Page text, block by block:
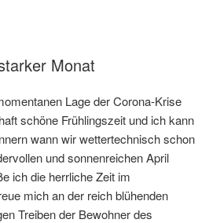
Monat
Lage der Corona-Krise
schöne Frühlingszeit und ich kann
wann wir wettertechnisch schon
und sonnenreichen April
ich die herrliche Zeit im
mich an der reich blühenden
Treiben der Bewohner des